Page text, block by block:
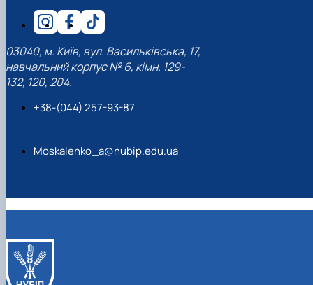
03040, м. Київ, вул. Васильківська, 17,
навчальний корпус № 6, кімн. 129-
132, 120, 204.
+38-(044) 257-93-87
Moskalenko_a@nubip.edu.ua